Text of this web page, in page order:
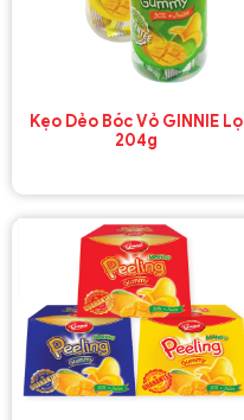
Kẹo Dẻo Bóc Vỏ GINNIE Lọ
204g